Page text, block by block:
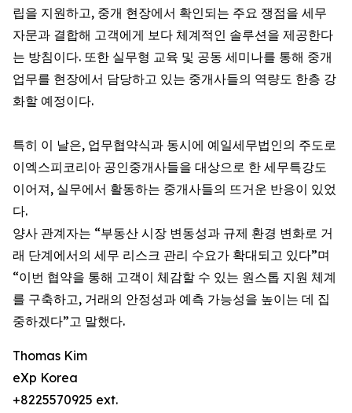
립을 지원하고, 중개 현장에서 확인되는 주요 쟁점을 세무
자문과 결합해 고객에게 보다 체계적인 솔루션을 제공한다
는 방침이다. 또한 실무형 교육 및 공동 세미나를 통해 중개
업무를 현장에서 담당하고 있는 중개사들의 역량도 한층 강
화할 예정이다.
특히 이 날은, 업무협약식과 동시에 예일세무법인의 주도로
이엑스피코리아 공인중개사들을 대상으로 한 세무특강도
이어져, 실무에서 활동하는 중개사들의 뜨거운 반응이 있었
다.
양사 관계자는 “부동산 시장 변동성과 규제 환경 변화로 거
래 단계에서의 세무 리스크 관리 수요가 확대되고 있다”며
“이번 협약을 통해 고객이 체감할 수 있는 원스톱 지원 체계
를 구축하고, 거래의 안정성과 예측 가능성을 높이는 데 집
중하겠다”고 말했다.
Thomas Kim
eXp Korea
+8225570925 ext.